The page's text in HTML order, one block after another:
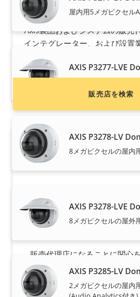
屋内用5メガピクセル
AXIS P3277-LVE
AXIS P3278-LV
8メガピクセルの屋内
AXIS P3278-LVE
8メガピクセルの屋外
AXIS P3285-LV
2メガピクセルの屋内
Axis製品の購入をお考え
Axis製品およびシステムの販売
インテグレーター、および設置
販売店を検索
Axis製品を販売すること
販売代理店になることに関心
Axis製品およびシステムのディ
の連絡先情報を検索して